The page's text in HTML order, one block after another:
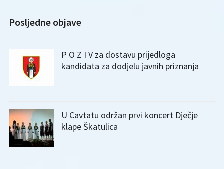
Posljedne objave
P O Z I V za dostavu prijedloga
kandidata za dodjelu javnih priznanja
U Cavtatu održan prvi koncert Dječje
klape Škatulica